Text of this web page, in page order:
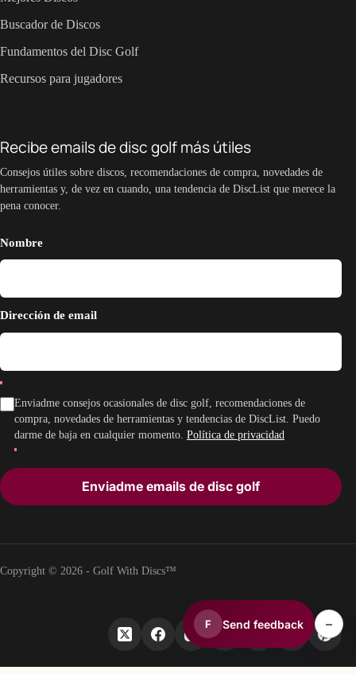
Buscador de Discos
Fundamentos del Disc Golf
Recursos para jugadores
Recibe emails de disc golf más útiles
Consejos útiles sobre discos, recomendaciones de compra, novedades de
herramientas y, de vez en cuando, una tendencia de DiscList que merece la
pena conocer.
Nombre
Dirección de email
Enviadme consejos ocasionales de disc golf, recomendaciones de
compra, novedades de herramientas y tendencias de DiscList. Puedo
darme de baja en cualquier momento. Política de privacidad
Enviadme emails de disc golf
Copyright © 2026 - Golf With Discs™
F Send feedback –